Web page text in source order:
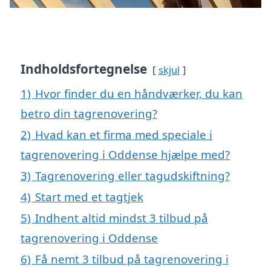
Indholdsfortegnelse skjul
1) Hvor finder du en håndværker, du kan
betro din tagrenovering?
2) Hvad kan et firma med speciale i
tagrenovering i Oddense hjælpe med?
3) Tagrenovering eller tagudskiftning?
4) Start med et tagtjek
5) Indhent altid mindst 3 tilbud på
tagrenovering i Oddense
6) Få nemt 3 tilbud på tagrenovering i